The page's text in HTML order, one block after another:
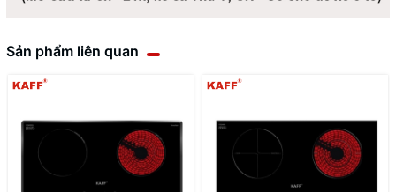
Sản phẩm liên quan